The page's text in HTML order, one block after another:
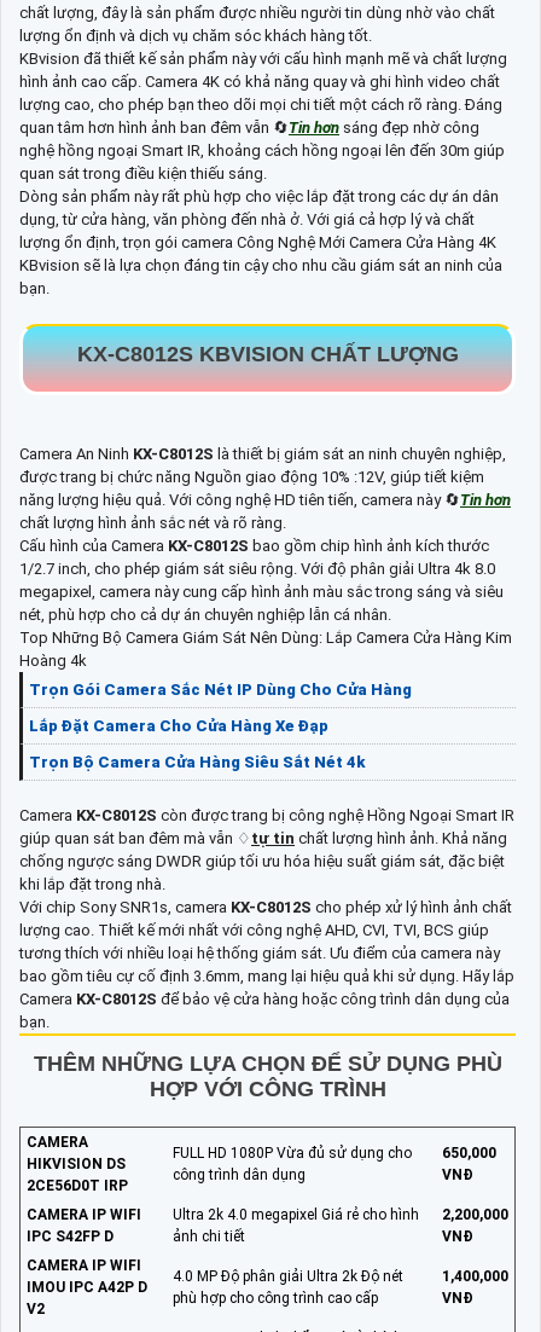
chất lượng, đây là sản phẩm được nhiều người tin dùng nhờ vào chất
lượng ổn định và dịch vụ chăm sóc khách hàng tốt.
KBvision đã thiết kế sản phẩm này với cấu hình mạnh mẽ và chất lượng
hình ảnh cao cấp. Camera 4K có khả năng quay và ghi hình video chất
lượng cao, cho phép bạn theo dõi mọi chi tiết một cách rõ ràng. Đáng
quan tâm hơn hình ảnh ban đêm vẫn 🔄Tin hơn sáng đẹp nhờ công
nghệ hồng ngoại Smart IR, khoảng cách hồng ngoại lên đến 30m giúp
quan sát trong điều kiện thiếu sáng.
Dòng sản phẩm này rất phù hợp cho việc lắp đặt trong các dự án dân
dụng, từ cửa hàng, văn phòng đến nhà ở. Với giá cả hợp lý và chất
lượng ổn định, trọn gói camera Công Nghệ Mới Camera Cửa Hàng 4K
KBvision sẽ là lựa chọn đáng tin cậy cho nhu cầu giám sát an ninh của
bạn.
KX-C8012SKBVISION CHẤT LƯỢNG
Camera An Ninh KX-C8012S là thiết bị giám sát an ninh chuyên nghiệp,
được trang bị chức năng Nguồn giao động 10% :12V, giúp tiết kiệm
năng lượng hiệu quả. Với công nghệ HD tiên tiến, camera này 🔄Tin hơn
chất lượng hình ảnh sắc nét và rõ ràng.
Cấu hình của Camera KX-C8012S bao gồm chip hình ảnh kích thước
1/2.7 inch, cho phép giám sát siêu rộng. Với độ phân giải Ultra 4k 8.0
megapixel, camera này cung cấp hình ảnh màu sắc trong sáng và siêu
nét, phù hợp cho cả dự án chuyên nghiệp lẫn cá nhân.
Top Những Bộ Camera Giám Sát Nên Dùng: Lắp Camera Cửa Hàng Kim
Hoàng 4k
Trọn Gói Camera Sắc Nét IP Dùng Cho Cửa Hàng
Lắp Đặt Camera Cho Cửa Hàng Xe Đạp
Trọn Bộ Camera Cửa Hàng Siêu Sắt Nét 4k
Camera KX-C8012S còn được trang bị công nghệ Hồng Ngoại Smart IR
giúp quan sát ban đêm mà vẫn ♢ tự tin chất lượng hình ảnh. Khả năng
chống ngược sáng DWDR giúp tối ưu hóa hiệu suất giám sát, đặc biệt
khi lắp đặt trong nhà.
Với chip Sony SNR1s, camera KX-C8012S cho phép xử lý hình ảnh chất
lượng cao. Thiết kế mới nhất với công nghệ AHD, CVI, TVI, BCS giúp
tương thích với nhiều loại hệ thống giám sát. Ưu điểm của camera này
bao gồm tiêu cự cố định 3.6mm, mang lại hiệu quả khi sử dụng. Hãy lắp
Camera KX-C8012S để bảo vệ cửa hàng hoặc công trình dân dụng của
bạn.
THÊM NHỮNG LỰA CHỌN ĐỂ SỬ DỤNG PHÙ
HỢP VỚI CÔNG TRÌNH
CAMERA
HIKVISION DS
2CE56D0T IRP
FULL HD 1080P Vừa đủ sử dụng cho
công trình dân dụng
650,000
VNĐ
CAMERA IP WIFI
IPC S42FP D
Ultra 2k 4.0 megapixel Giá rẻ cho hình
ảnh chi tiết
2,200,000
VNĐ
CAMERA IP WIFI
IMOU IPC A42P D
V2
4.0 MP Độ phân giải Ultra 2k Độ nét
phù hợp cho công trình cao cấp
1,400,000
VNĐ